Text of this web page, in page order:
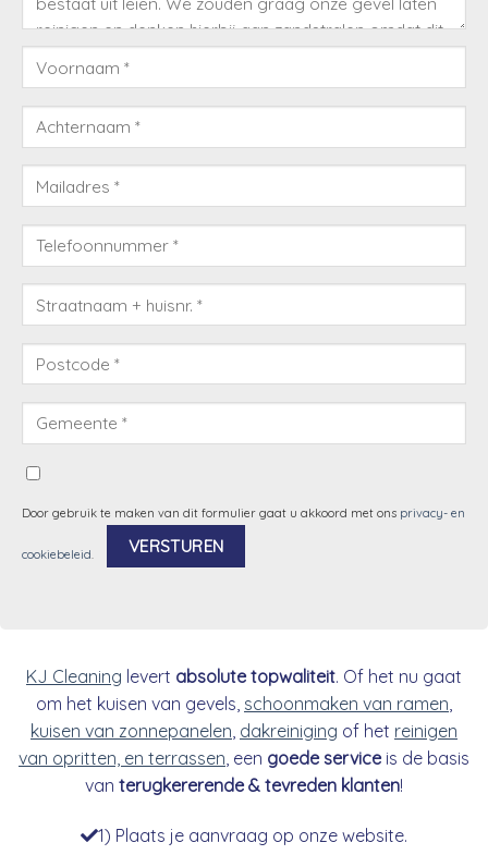
Door gebruik te maken van dit formulier gaat u akkoord met ons privacy- en
cookiebeleid.
KJ Cleaning levert absolute topwaliteit. Of het nu gaat
om het kuisen van gevels, schoonmaken van ramen
kuisen van zonnepanelen dakreiniging of het reinigen
van opritten, en terrassen , een goede serviceis de basis
van terugkererende & tevreden klanten!
1) Plaats je aanvraag op onze website.